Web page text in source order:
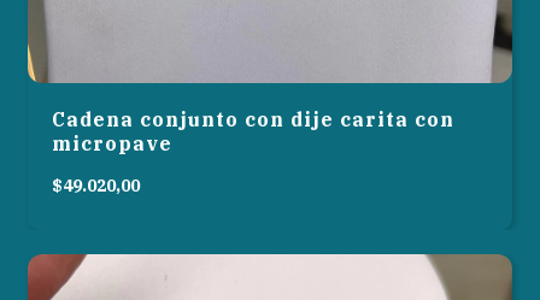
Cadena conjunto con dije carita con
micropave
$49.020,00